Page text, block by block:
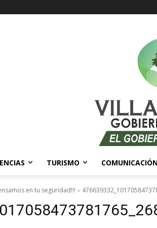
TURISMO COMUNICACIÓN
en tu seguridad!!!